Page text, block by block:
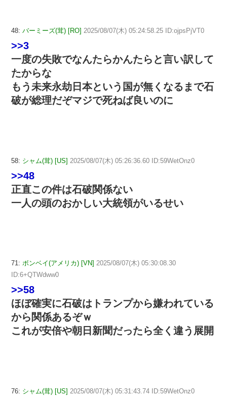
48: バーミーズ(茸) [RO] 2025/08/07(木) 05:24:58.25 ID:ojpsPjVT0
>>3
一度の失敗でなんたらかんたらと言い訳して
たからな
もう未来永劫日本という国が無くなるまで石
破が総理だぞマジで死ねば良いのに
58: シャム(茸) [US] 2025/08/07(木) 05:26:36.60 ID:59WetOnz0
>>48
正直この件は石破関係ない
一人の頭のおかしい大統領がいるせい
71: ボンベイ(アメリカ) [VN] 2025/08/07(木) 05:30:08.30
ID:6+QTWdww0
>>58
ほぼ確実に石破はトランプから嫌われている
から関係あるぞｗ
これが安倍や朝日新聞だったら全く違う展開
76: シャム(茸) [US] 2025/08/07(木) 05:31:43.74 ID:59WetOnz0